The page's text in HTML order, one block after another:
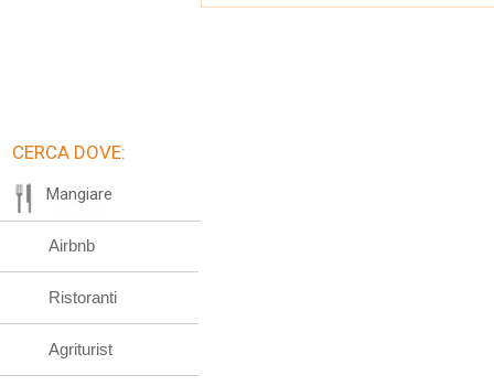
CERCA DOVE:
Mangiare
Airbnb
Ristoranti
Agriturist